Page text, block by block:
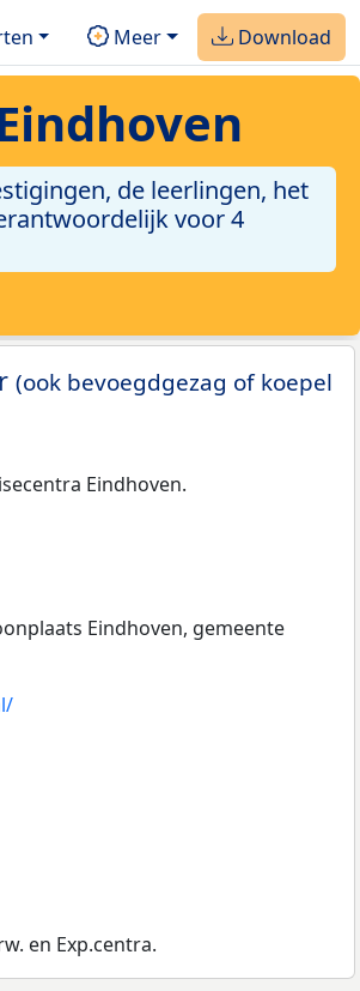
Meer Download
de leerlingen, het
voor 4
(ook bevoegdgezag of koepel
Eindhoven.
Eindhoven, gemeente
en Exp.centra.